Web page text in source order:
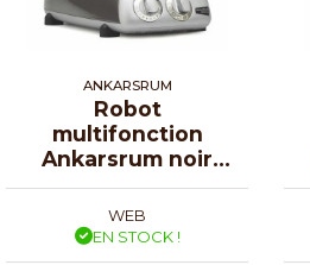
ANKARSRUM
Robot
multifonction
Ankarsrum noir
chromé
WEB
EN STOCK !